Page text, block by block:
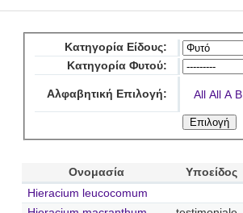
Κατηγορία Είδους:
Κατηγορία Φυτού:
Αλφαβητική Επιλογή: All All A B
Ονομασία Υποείδος
Hieracium leucocomum